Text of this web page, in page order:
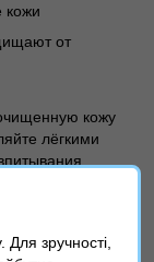
кожи
от
кожу
лёгкими
зручності,